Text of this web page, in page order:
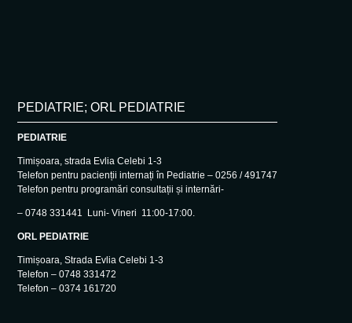
PEDIATRIE; ORL PEDIATRIE
PEDIATRIE
Timișoara, strada Evlia Celebi 1-3
Telefon pentru pacienții internați în Pediatrie – 0256 / 491747
Telefon pentru programări consultații și internări-
– 0748 331441 Luni- Vineri 11:00-17:00.
ORL PEDIATRIE
Timișoara, Strada Evlia Celebi 1-3
Telefon – 0748 331472
Telefon – 0374 161720